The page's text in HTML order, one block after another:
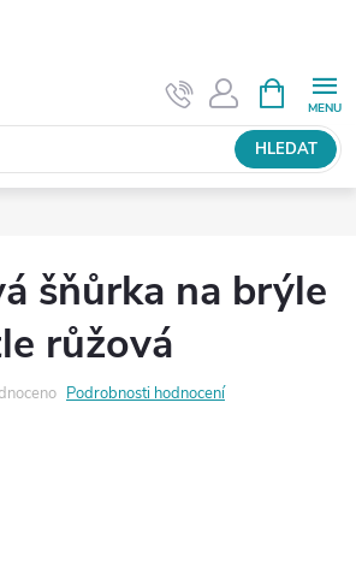
HLEDAT
NÁKUPNÍ
KOŠÍK
šňůrka na brýle
růžová
Podrobnosti hodnocení